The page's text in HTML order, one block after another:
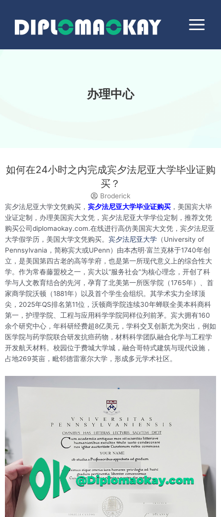
Menu
办理中心
如何在24小时之内完成宾夕法尼亚大学毕业证购
买？
Broderick
宾夕法尼亚大学文凭购买， 宾夕法尼亚大学毕业证购买 ，美国宾大毕
业证定制，办理美国宾大文凭，宾夕法尼亚大学学位定制，推荐文凭
购买公司diplomaokay.com.在线进行高仿美国宾大文凭，宾夕法尼亚
大学假学历，美国大学文凭购买。 宾夕法尼亚大学 （University of
Pennsylvania，简称宾大或UPenn）由本杰明·富兰克林于1740年创
立，是美国第四古老的高等学府，也是第一所现代意义上的综合性大
学‌。作为常春藤盟校之一，宾大以“服务社会”为核心理念，开创了科
学与人文教育结合的先河，孕育了北美第一所医学院（1765年）、首
家商学院沃顿（1881年）以及首个学生会组织‌。其学术实力全球顶
尖，2025年QS排名第11位，沃顿商学院连续30年蝉联全美本科商科
第一，护理学院、工程与应用科学学院同样位列前茅‌。宾大拥有160
余个研究中心，年科研经费超8亿美元，学科交叉创新尤为突出，例如
医学院与药学院联合研发抗癌药物，材料科学团队融合化学与工程学
开发航天材料‌。校园位于费城大学城，融合哥特式建筑与现代设施，
占地269英亩，毗邻德雷塞尔大学，形成多元学术社区‌。